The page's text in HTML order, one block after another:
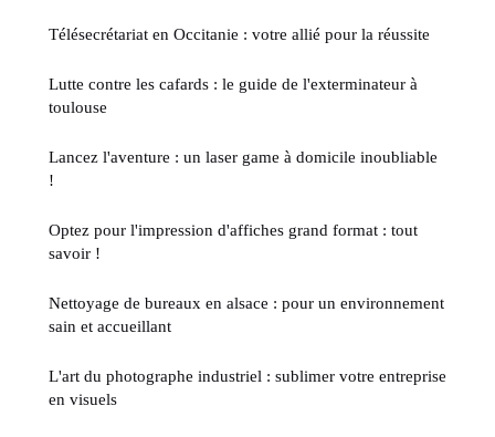
Télésecrétariat en Occitanie : votre allié pour la réussite
Lutte contre les cafards : le guide de l'exterminateur à
toulouse
Lancez l'aventure : un laser game à domicile inoubliable
!
Optez pour l'impression d'affiches grand format : tout
savoir !
Nettoyage de bureaux en alsace : pour un environnement
sain et accueillant
L'art du photographe industriel : sublimer votre entreprise
en visuels